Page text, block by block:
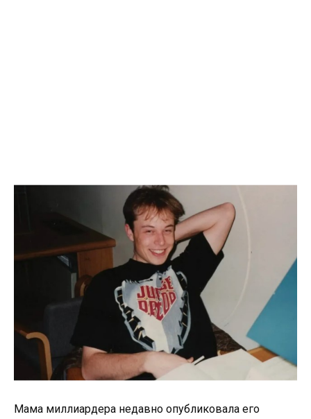
Мама миллиардера недавно опубликовала его